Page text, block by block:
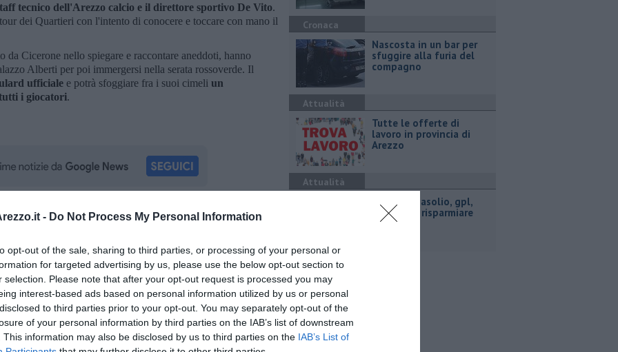
- Do Not Process My Personal Information
opt-out of the sale, sharing to third parties, or processing of your personal or
for targeted advertising by us, please use the below opt-out section to
selection. Please note that after your opt-out request is processed you may
interest-based ads based on personal information utilized by us or personal
to third parties prior to your opt-out. You may separately opt-out of the
of your personal information by third parties on the IAB’s list of downstream
This information may also be disclosed by us to third parties on the IAB’s List of
tecnico dell'Arezzo calcio e il direttore sportivo De Vito.
dei Quartieri con l'intento di conocere e toccare con mano il
da Cicerone nello spiegare e raccontare aneddoti, hanno
Alberti per poi immergersi nella serata rossoverde. Il
ufficiale e potrà sfoggiare fra i suoi cimeli un
i giocatori.
iscriviti allaNewsletter QUInews - ToscanaMedia.
nella tua casella di posta.
Cronaca
Nascosta in un bar per
sfuggire alla furia del
compagno
Attualità
​Tutte le offerte di
lavoro in provincia di
Arezzo
Attualità
​Benzina, gasolio, gpl,
ecco dove risparmiare